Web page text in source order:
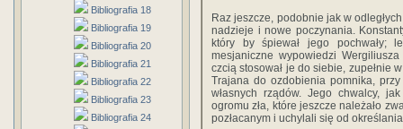
Bibliografia 18
Bibliografia 19
Bibliografia 20
Bibliografia 21
Bibliografia 22
Bibliografia 23
Bibliografia 24
Raz jeszcze, podobnie jak w
nadzieje i nowe poczynania.
który by śpiewał jego pochwały;
mesjaniczne wypowiedzi
czcią stosował je do siebie, zupełnie
Trajana do ozdobienia pomnika,
własnych rządów. Jego chwalcy,
ogromu zła, które jeszcze należało
pozłacanym i uchylali się od